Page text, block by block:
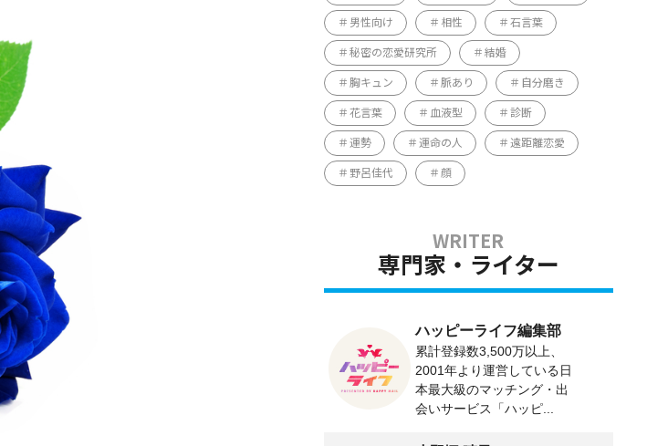
男性向け 相性 石言葉
秘密の恋愛研究所 結婚
胸キュン 脈あり 自分磨き
花言葉 血液型 診断
運勢 運命の人 遠距離恋愛
野呂佳代 顔
専門家・ライター
ハッピーライフ編集部
累計登録数3,500万以上、
2001年より運営している日
本最大級のマッチング・出
会いサービス「ハッピ...